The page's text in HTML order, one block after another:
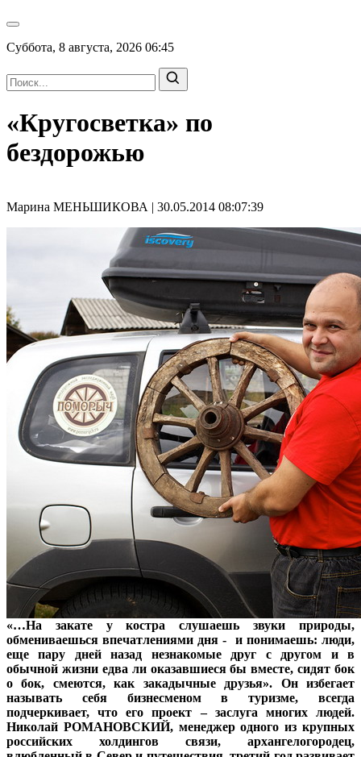
Суббота, 8 августа, 2026 06:45
«Кругосветка» по
бездорожью
Марина МЕНЬШИКОВА | 30.05.2014 08:07:39
«…На закате у костра слушаешь звуки природы,
обмениваешься впечатлениями дня - и понимаешь: люди,
еще пару дней назад незнакомые друг с другом и в
обычной жизни едва ли оказавшиеся бы вместе, сидят бок
о бок, смеются, как закадычные друзья». Он избегает
называть себя бизнесменом в туризме, всегда
подчеркивает, что его проект – заслуга многих людей.
Николай РОМАНОВСКИЙ, менеджер одного из крупных
российских холдингов связи, архангелогородец,